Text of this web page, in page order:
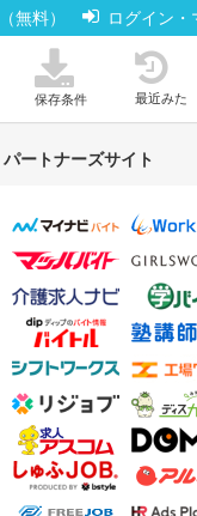
無料） ログイン・
保存条件 最近みた
パートナーズサイト